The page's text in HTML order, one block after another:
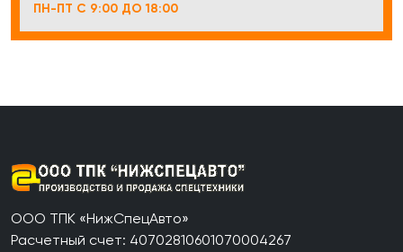
ПН-ПТ С 9:00 ДО 18:00
ООО ТПК «НижСпецАвто»
Расчетный счет: 40702810601070004267